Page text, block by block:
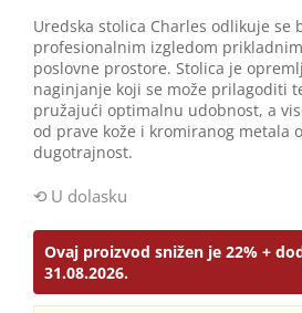
Uredska stolica Charles odlikuje se
profesionalnim izgledom
poslovne prostore. Stolica je
naginjanje koji se može prilagoditi
pružajući optimalnu udobnost, a
od prave kože i kromiranog metala
dugotrajnost.
U dolasku
Ovaj proizvod snižen je 22% +
31.08.2026.